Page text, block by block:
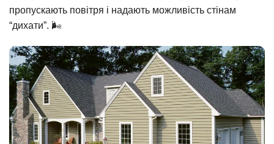
пропускають повітря і надають можливість стінам
“дихати”. 🌬️